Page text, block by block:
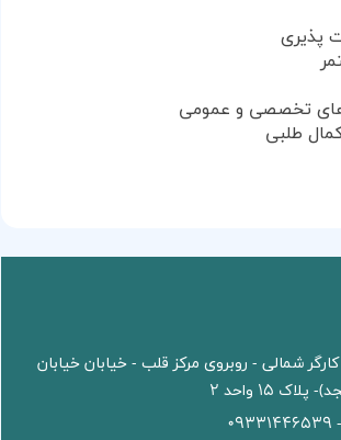
پذیری
تخصصی و عمومی
طلبی
شمالی - روبروی مرکز قلب - خیابان خیابان
15 واحد 2